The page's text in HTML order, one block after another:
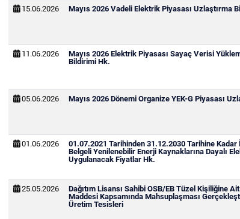
15.06.2026 Mayıs 2026 Vadeli Elektrik Piyasası Uzlaştırma
11.06.2026
Mayıs 2026 Elektrik Piyasası Sayaç Verisi
Bildirimi Hk.
05.06.2026 Mayıs 2026 Dönemi Organize YEK-G Piyasası
01.06.2026
01.07.2021 Tarihinden 31.12.2030 Tarihine
Belgeli Yenilenebilir Enerji Kaynaklarına Dayalı
Uygulanacak Fiyatlar Hk.
25.05.2026
Dağıtım Lisansı Sahibi OSB/EB Tüzel Kişiliğine
Maddesi Kapsamında Mahsuplaşması
Üretim Tesisleri